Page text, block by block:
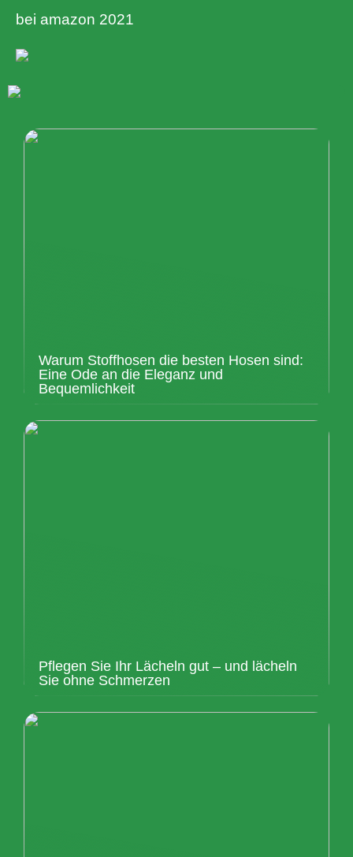
bei amazon 2021
Warum Stoffhosen die besten Hosen sind:
Eine Ode an die Eleganz und
Bequemlichkeit
Pflegen Sie Ihr Lächeln gut – und lächeln
Sie ohne Schmerzen